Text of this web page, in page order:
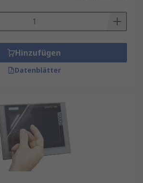
Hinzufügen
Datenblätter